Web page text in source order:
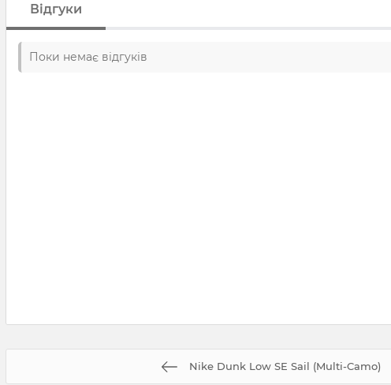
Відгуки
Поки немає відгуків
Nike Dunk Low SE Sail (Multi-Camo)